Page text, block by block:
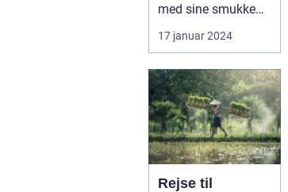
med sine smukke
strande, frodige
rismarker og en u...
17 januar 2024
Rejse til